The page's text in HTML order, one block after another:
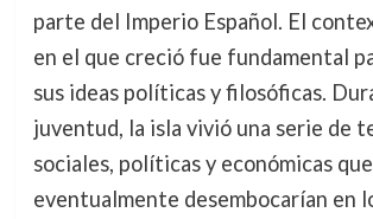
parte del Imperio Español. El
en el que creció fue fundamental
sus ideas políticas y filosóficas.
juventud, la isla vivió una serie de
sociales, políticas y económicas que
eventualmente desembocarían en